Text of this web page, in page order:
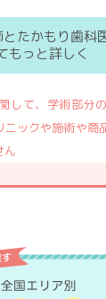
たかもり歯科
もっと詳しく
して、学術部分
ニックや施術や商
ん